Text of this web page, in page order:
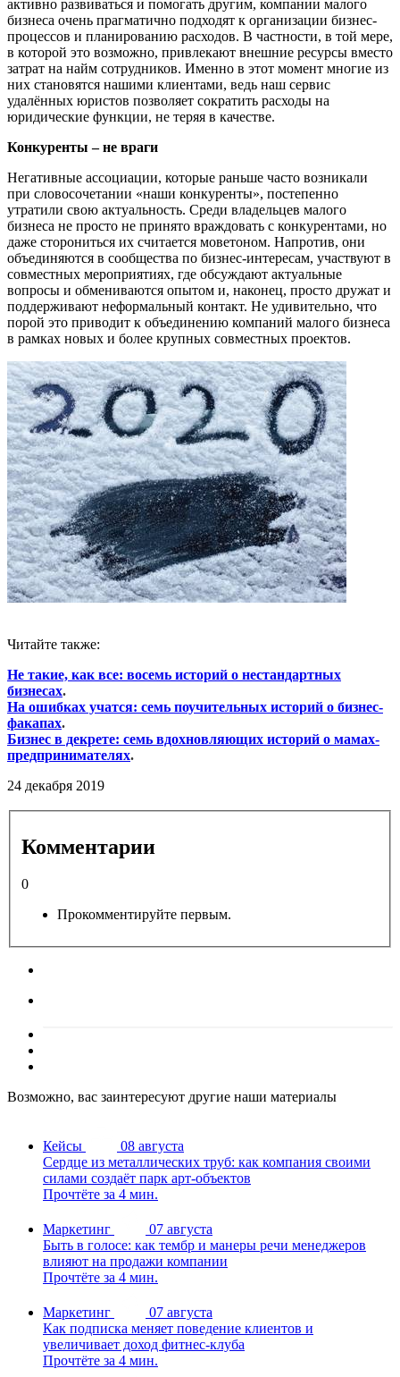
активно развиваться и помогать другим, компании малого
бизнеса очень прагматично подходят к организации бизнес-
процессов и планированию расходов. В частности, в той мере,
в которой это возможно, привлекают внешние ресурсы вместо
затрат на найм сотрудников. Именно в этот момент многие из
них становятся нашими клиентами, ведь наш сервис
удалённых юристов позволяет сократить расходы на
юридические функции, не теряя в качестве.
Конкуренты – не враги
Негативные ассоциации, которые раньше часто возникали
при словосочетании «наши конкуренты», постепенно
утратили свою актуальность. Среди владельцев малого
бизнеса не просто не принято враждовать с конкурентами, но
даже сторониться их считается моветоном. Напротив, они
объединяются в сообщества по бизнес-интересам, участвуют в
совместных мероприятиях, где обсуждают актуальные
вопросы и обмениваются опытом и, наконец, просто дружат и
поддерживают неформальный контакт. Не удивительно, что
порой это приводит к объединению компаний малого бизнеса
в рамках новых и более крупных совместных проектов.
Читайте также:
Не такие, как все: восемь историй о нестандартных
бизнесах.
На ошибках учатся: семь поучительных историй о бизнес-
факапах.
Бизнес в декрете: семь вдохновляющих историй о мамах-
предпринимателях.
24 декабря 2019
Комментарии
0
Прокомментируйте первым.
Возможно, вас заинтересуют другие наши материалы
Кейсы
08 августа
Сердце из металлических труб: как компания своими
силами создаёт парк арт-объектов
Прочтёте за 4 мин.
Маркетинг
07 августа
Быть в голосе: как тембр и манеры речи менеджеров
влияют на продажи компании
Прочтёте за 4 мин.
Маркетинг
07 августа
Как подписка меняет поведение клиентов и
увеличивает доход фитнес-клуба
Прочтёте за 4 мин.